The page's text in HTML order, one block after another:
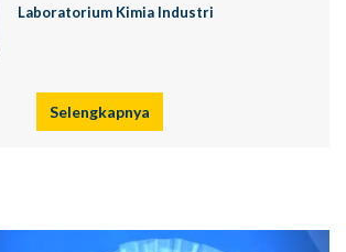
Laboratorium Kimia Industri
Selengkapnya